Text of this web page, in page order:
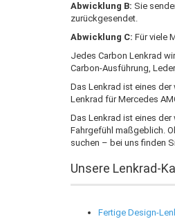
Abwicklung B: Sie
zurückgesendet.
Abwicklung C: Für viele
Jedes Carbon Lenkrad
Carbon-Ausführung,
Das Lenkrad ist eines der
Lenkrad für Mercedes
Das Lenkrad ist eines
Fahrgefühl maßgeblich.
suchen – bei uns finden
Unsere Lenkrad-
Fertige Design-